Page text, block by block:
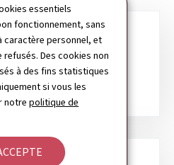
essentiels
fonctionnement, sans
caractère personnel, et
Des cookies non
à des fins statistiques
si vous les
notrepolitique de
DE LA